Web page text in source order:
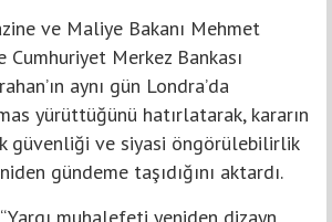
ve Maliye Bakanı Mehmet
Cumhuriyet Merkez Bankası
aynı gün Londra’da
yürüttüğünü hatırlatarak, kararın
güvenliği ve siyasi öngörülebilirlik
gündeme taşıdığını aktardı.